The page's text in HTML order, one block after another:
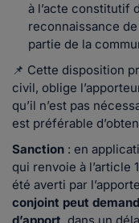
à l’acte constitutif
reconnaissance
partie de la
📌 Cette disposition
civil, oblige
qu’il n’est pas
est préférable
Sanction : en
qui renvoie à l’article
été averti par
conjoint peut